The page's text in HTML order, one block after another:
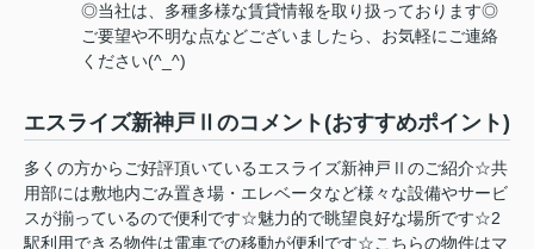
◎当社は、多種多様な賃貸情報を取り扱っております◎
ご要望や不明な点などございましたら、お気軽にご連絡
ください(^_^)
エスライズ新神戸Ⅱのコメント(おすすめポイント)
多くの方からご好評頂いているエスライズ新神戸Ⅱのご紹介☆共
用部には敷地内ごみ置き場・エレベータなど様々な設備やサービ
スが揃っているので便利です☆魅力的で眺望良好な場所です☆2
駅利用できる物件は電車での移動が便利です☆こちらの物件はマ